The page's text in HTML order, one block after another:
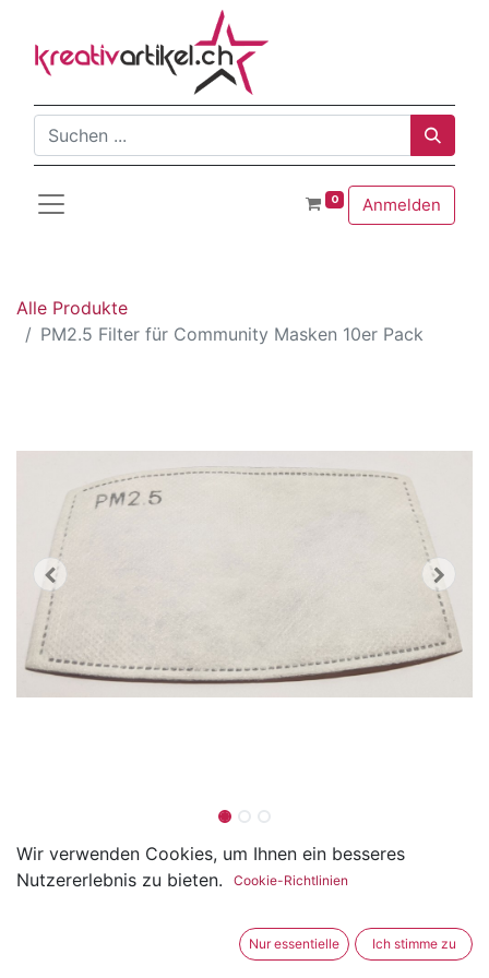
0 Anmelden
Alle Produkte
PM2.5 Filter für Community Masken 10er Pack
PM2.5 Filter für Community
Masken 10er Pack
Wir verwenden Cookies, um Ihnen ein besseres
Nutzererlebnis zu bieten.
Cookie-Richtlinien
Nur essentielle Ich stimme zu